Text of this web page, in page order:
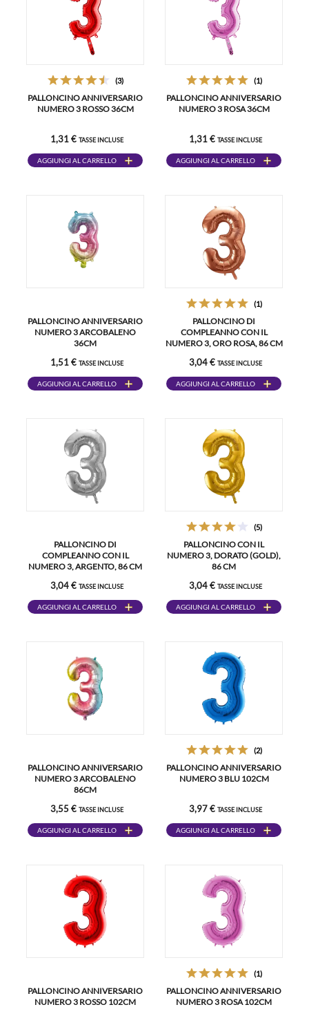
(3)
PALLONCINO ANNIVERSARIO
NUMERO 3 ROSSO 36CM
1,31 € TASSE INCLUSE
AGGIUNGI AL CARRELLO
(1)
PALLONCINO ANNIVERSARIO
NUMERO 3 ROSA 36CM
1,31 € TASSE INCLUSE
AGGIUNGI AL CARRELLO
PALLONCINO ANNIVERSARIO
NUMERO 3 ARCOBALENO
36CM
1,51 € TASSE INCLUSE
AGGIUNGI AL CARRELLO
(1)
PALLONCINO DI
COMPLEANNO CON IL
NUMERO 3, ORO ROSA, 86 CM
3,04 € TASSE INCLUSE
AGGIUNGI AL CARRELLO
PALLONCINO DI
COMPLEANNO CON IL
NUMERO 3, ARGENTO, 86 CM
3,04 € TASSE INCLUSE
AGGIUNGI AL CARRELLO
(5)
PALLONCINO CON IL
NUMERO 3, DORATO (GOLD),
86 CM
3,04 € TASSE INCLUSE
AGGIUNGI AL CARRELLO
PALLONCINO ANNIVERSARIO
NUMERO 3 ARCOBALENO
86CM
3,55 € TASSE INCLUSE
AGGIUNGI AL CARRELLO
(2)
PALLONCINO ANNIVERSARIO
NUMERO 3 BLU 102CM
3,97 € TASSE INCLUSE
AGGIUNGI AL CARRELLO
PALLONCINO ANNIVERSARIO
NUMERO 3 ROSSO 102CM
(1)
PALLONCINO ANNIVERSARIO
NUMERO 3 ROSA 102CM